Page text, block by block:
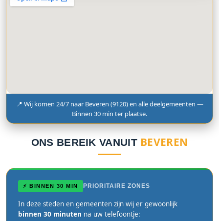
📍 Wij komen 24/7 naar Beveren (9120) en alle deelgemeenten —
Binnen 30 min ter plaatse.
ONS BEREIK VANUIT BEVEREN
⚡ BINNEN 30 MIN PRIORITAIRE ZONES
In deze steden en gemeenten zijn wij er gewoonlijk
binnen 30 minuten na uw telefoontje: